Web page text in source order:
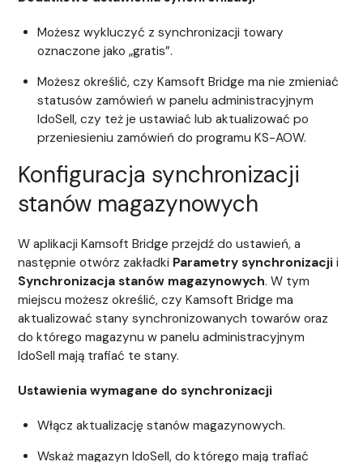
Możesz wykluczyć z synchronizacji towary
oznaczone jako „gratis”.
Możesz określić, czy Kamsoft Bridge ma nie zmieniać
statusów zamówień w panelu administracyjnym
IdoSell, czy też je ustawiać lub aktualizować po
przeniesieniu zamówień do programu KS-AOW.
Konfiguracja synchronizacji
stanów magazynowych
W aplikacji Kamsoft Bridge przejdź do ustawień, a
następnie otwórz zakładki Parametry synchronizacji i
Synchronizacja stanów magazynowych. W tym
miejscu możesz określić, czy Kamsoft Bridge ma
aktualizować stany synchronizowanych towarów oraz
do którego magazynu w panelu administracyjnym
IdoSell mają trafiać te stany.
Ustawienia wymagane do synchronizacji
Włącz aktualizację stanów magazynowych.
Wskaż magazyn IdoSell, do którego mają trafiać